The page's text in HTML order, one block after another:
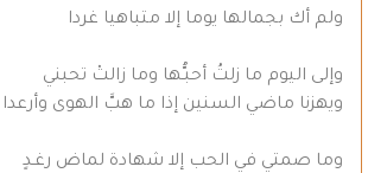
ولم أك بجمالها يوما إلا متباهيا غردا
وإلى اليوم ما زلتُ أحبـُّها وما زالتْ تحبني
ويهزنا ماضي السنين إذا ما هبَّ الهوى وأرعدا
وما صمتي في الحب إلا شهادة لماض رغـدٍ